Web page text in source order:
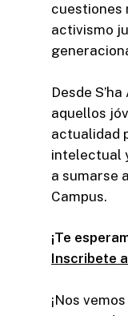
cuestiones
activismo
Desde
aquellos
actualidad
intelectual
a sumarse
Campus.
¡Te
Inscribete
¡Nos